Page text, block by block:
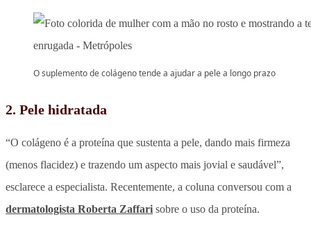
O suplemento de colágeno tende a ajudar a pele a longo prazo
2. Pele hidratada
“O colágeno é a proteína que sustenta a pele, dando mais firmeza
(menos flacidez) e trazendo um aspecto mais jovial e saudável”,
esclarece a especialista. Recentemente, a coluna conversou com a
dermatologista Roberta Zaffari sobre o uso da proteína.